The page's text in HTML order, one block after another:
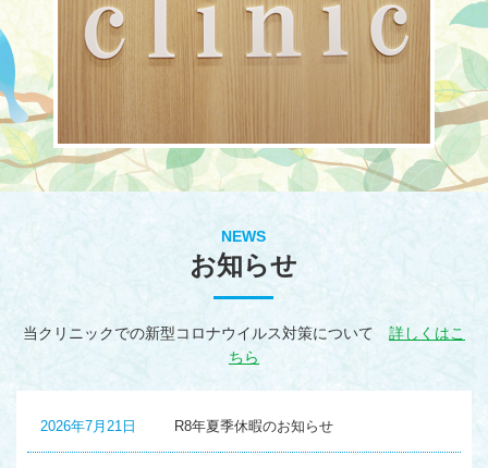
NEWS
お知らせ
当クリニックでの新型コロナウイルス対策について 詳しくはこ
ちら
2026年7月21日 R8年夏季休暇のお知らせ